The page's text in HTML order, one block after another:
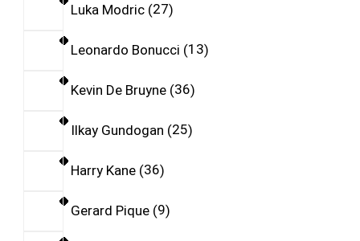
Luka Modric 27
Leonardo Bonucci 13
Kevin De Bruyne 36
Ilkay Gundogan 25
Harry Kane 36
Gerard Pique 9